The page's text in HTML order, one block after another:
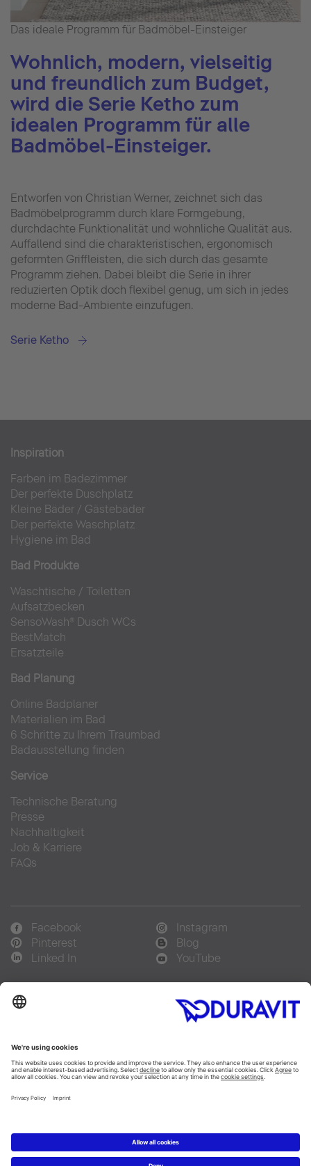
Das ideale Programm für Badmöbel-Einsteiger
Wohnlich, modern, vielseitig
und freundlich zum Budget,
wird die Serie Ketho zum
idealen Programm für alle
Badmöbel-Einsteiger.
Entworfen von Christian Werner, zeichnet sich das
Badmöbelprogramm durch klare Formgebung,
durchdachte Funktionalität und wohnliche Qualität aus.
Auffallend sind die charakteristischen, ergonomisch
geformten Griffleisten, die sich durch das gesamte
Programm ziehen. Dabei bleibt die Serie in ihrer
reduzierten Optik doch flexibel genug, um sich in jedes
moderne Bad-Ambiente einzufügen.
Serie Ketho
Inspiration
Farben im Badezimmer
Der perfekte Duschplatz
Kleine Bäder / Gästebäder
Der perfekte Waschplatz
Hygiene im Bad
Bad Produkte
Waschtische / Toiletten
Aufsatzbecken
SensoWash® Dusch WCs
BestMatch
Ersatzteile
Bad Planung
Online Badplaner
Materialien im Bad
6 Schritte zu Ihrem Traumbad
Badausstellung finden
Service
Technische Beratung
Presse
Nachhaltigkeit
Job & Karriere
FAQs
Facebook
Instagram
Pinterest
Blog
Linked In
YouTube
Sprachauswahl:
Français
Italiano
Hinweisgebersystem
Lieferkettensorgfaltspflicht|Datenschutzerklärung|